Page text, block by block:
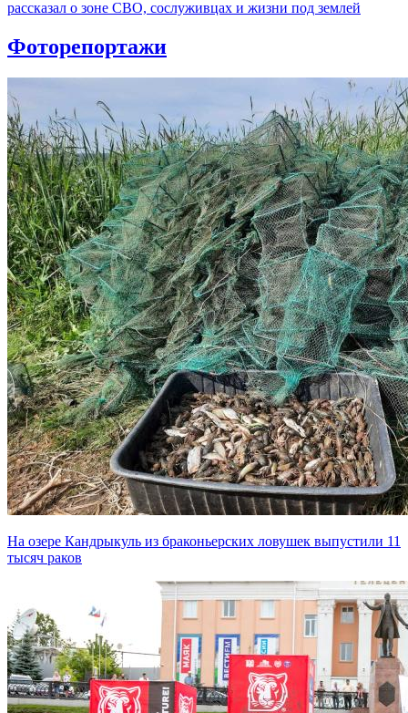
рассказал о зоне СВО, сослуживцах и жизни под землей
Фоторепортажи
На озере Кандрыкуль из браконьерских ловушек выпустили 11
тысяч раков